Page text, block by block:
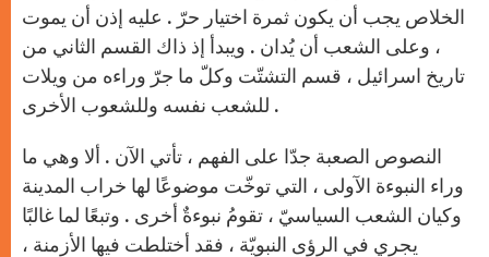
الخلاص يجب أن يكون ثمرة اختيار حرّ . عليه إذن أن يموت
، وعلى الشعب أن يُدان . ويبدأ إذ ذاك القسم الثاني من
تاريخ اسرائيل ، قسم التشتّت وكلّ ما جرّ وراءه من ويلات
للشعب نفسه وللشعوب الأخرى .
النصوص الصعبة جدّا على الفهم ، تأتي الآن . ألا وهي ما
وراء النبوءة الآولى ، التي توخّت موضوعًا لها خراب المدينة
وكيان الشعب السياسيّ ، تقومُ نبوءةٌ أخرى . وتبعًا لما غالبًا
يجري في الرؤى النبويّة ، فقد أختلطت فيها الأزمنة ،